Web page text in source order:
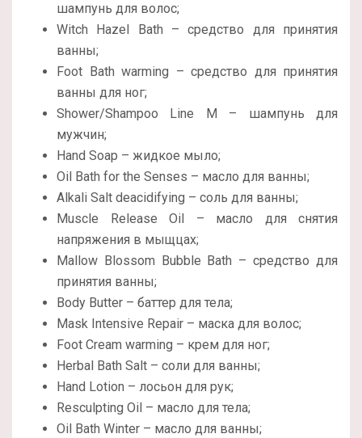
шампунь для волос;
Witch Hazel Bath – средство для принятия
ванны;
Foot Bath warming – средство для принятия
ванны для ног;
Shower/Shampoo Line M – шампунь для
мужчин;
Hand Soap – жидкое мыло;
Oil Bath for the Senses – масло для ванны;
Alkali Salt deacidifying – соль для ванны;
Muscle Release Oil – масло для снятия
напряжения в мыщцах;
Mallow Blossom Bubble Bath – средство для
принятия ванны;
Body Butter – баттер для тела;
Mask Intensive Repair – маска для волос;
Foot Cream warming – крем для ног;
Herbal Bath Salt – соли для ванны;
Hand Lotion – лосьон для рук;
Resculpting Oil – масло для тела;
Oil Bath Winter – масло для ванны;